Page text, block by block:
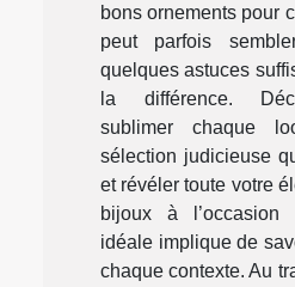
bons ornements pour
peut parfois
quelques astuces
la différence.
sublimer chaque
sélection judicieuse
et révéler toute votre
bijoux à
idéale implique de
chaque contexte. Au